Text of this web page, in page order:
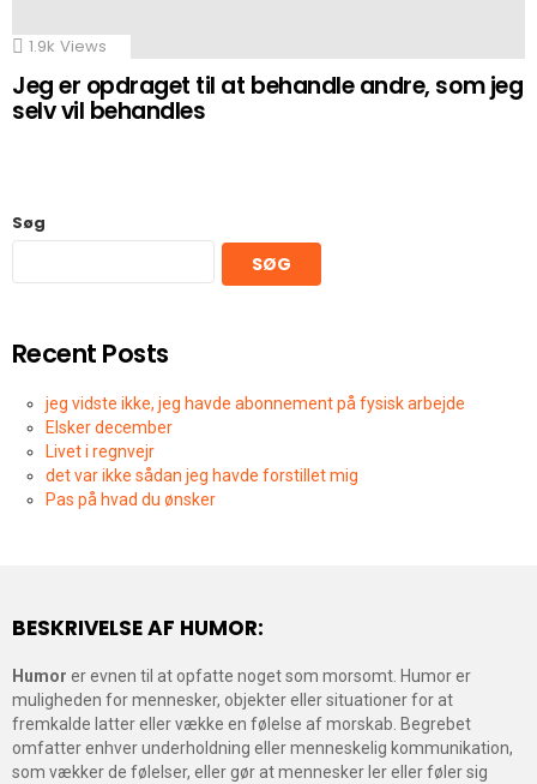
1.9k Views
Jeg er opdraget til at behandle andre, som jeg
selv vil behandles
Søg
SØG
Recent Posts
jeg vidste ikke, jeg havde abonnement på fysisk arbejde
Elsker december
Livet i regnvejr
det var ikke sådan jeg havde forstillet mig
Pas på hvad du ønsker
BESKRIVELSE AF HUMOR:
Humor er evnen til at opfatte noget som morsomt. Humor er
muligheden for mennesker, objekter eller situationer for at
fremkalde latter eller vække en følelse af morskab. Begrebet
omfatter enhver underholdning eller menneskelig kommunikation,
som vækker de følelser, eller gør at mennesker ler eller føler sig